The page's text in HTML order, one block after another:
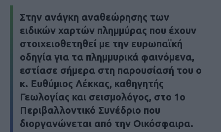
Στην ανάγκη αναθεώρησης των
ειδικών χαρτών πλημμύρας που έχουν
στοιχειοθετηθεί με την ευρωπαϊκή
οδηγία για τα πλημμυρικά φαινόμενα,
εστίασε σήμερα στη παρουσίασή του ο
κ. Ευθύμιος Λέκκας, καθηγητής
Γεωλογίας και σεισμολόγος, στο 1ο
Περιβαλλοντικό Συνέδριο που
διοργανώνεται από την Οικόσφαιρα.